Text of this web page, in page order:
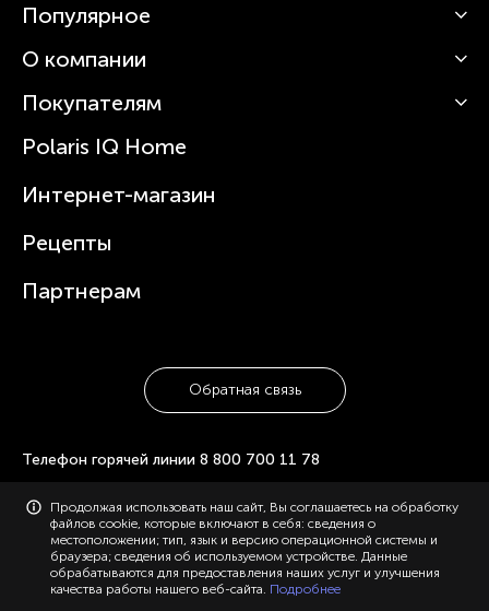
Популярное
Кофемашины
Вертикальные пылесосы
Зубные щетки и ирригаторы
Увлажнители
Посуда
О компании
О Polaris
Статьи
Покупателям
Сервисные центры
Где купить
Polaris IQ Home
Интернет-магазин
Рецепты
Партнерам
Обратная связь
Телефон горячей линии 8 800 700 11 78
© 2006-2026 «Polaris». Все права защищены. Использование
материалов с сайта polaris.ru возможно только с разрешения
администрации, с указанием активной ссылки на сайт.
Конфиденциальность
Карта сайта
Продолжая использовать наш сайт, Вы соглашаетесь на обработку
файлов cookie, которые включают в себя: сведения о
местоположении; тип, язык и версию операционной системы и
браузера; сведения об используемом устройстве. Данные
обрабатываются для предоставления наших услуг и улучшения
качества работы нашего веб-сайта. Подробнее